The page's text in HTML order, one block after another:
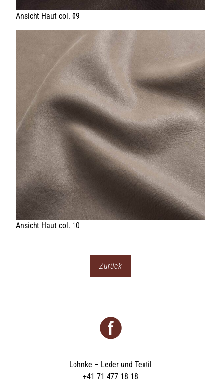
Zurück
Lohnke – Leder und Textil
+41 71 477 18 18